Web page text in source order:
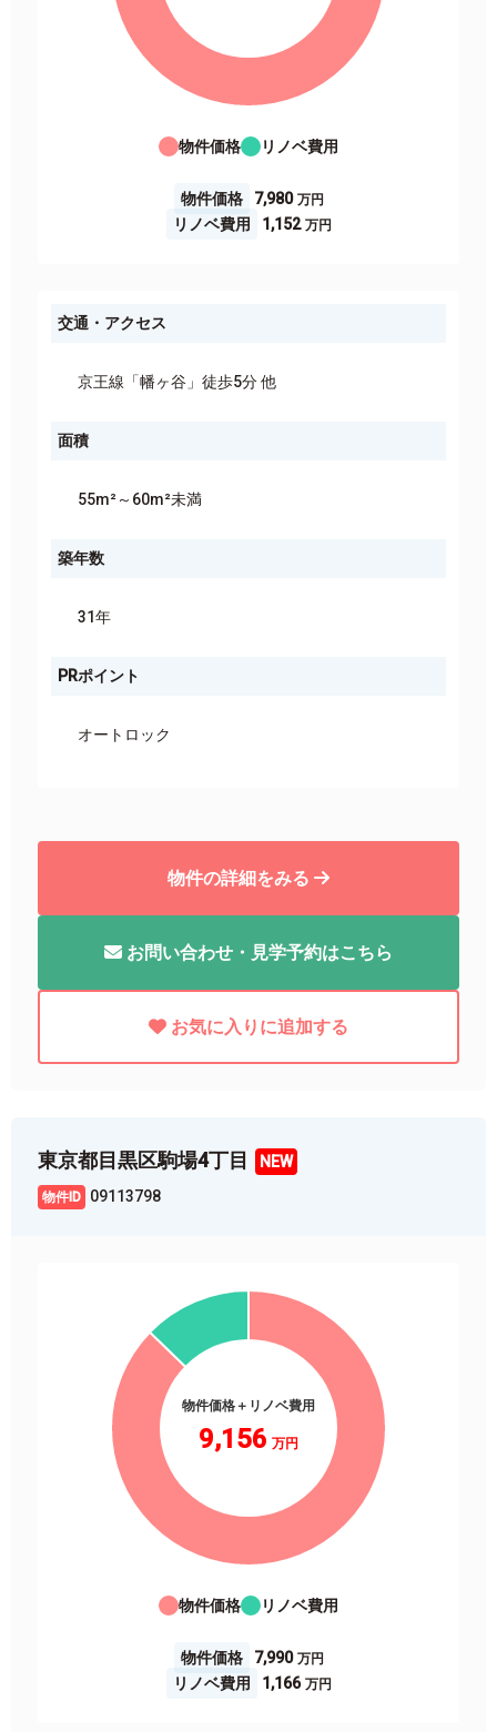
物件価格 リノベ費用
物件価格
7,980
リノベ費用
1,152
交通・アクセス
京王線「幡ヶ谷」徒歩5分 他
面積
55m²～60m²未満
築年数
31年
PRポイント
オートロック
物件の詳細をみる
お問い合わせ・見学予約はこちら
お気に入りに追加する
東京都目黒区駒場4丁目
09113798
物件価格＋リノベ費用
9,156
物件価格 リノベ費用
物件価格
7,990
リノベ費用
1,166